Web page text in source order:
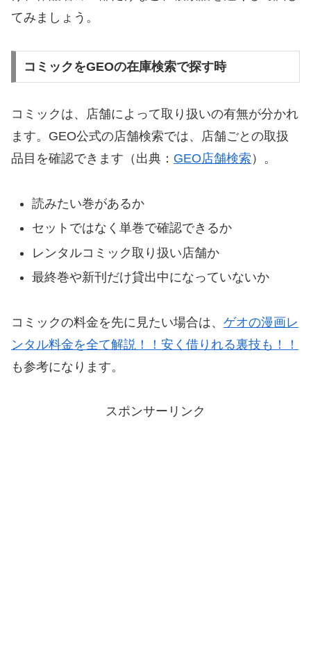
てみましょう。
コミックをGEOの在庫検索で探す時
コミックは、店舗によって取り扱いの有無が分かれ
ます。GEO公式の店舗検索では、店舗ごとの取扱
品目を確認できます（出典： GEO店舗検索 ）。
読みたい巻があるか
セットではなく単巻で確認できるか
レンタルコミック取り扱い店舗か
最終巻や新刊だけ貸出中になっていないか
コミックの料金を先に見たい場合は、 ゲオの漫画レ
ンタル料金を全て解説！！安く借りれる裏技も！！
も参考になります。
スポンサーリンク